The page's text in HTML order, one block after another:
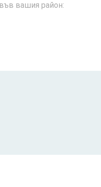
вашия район: